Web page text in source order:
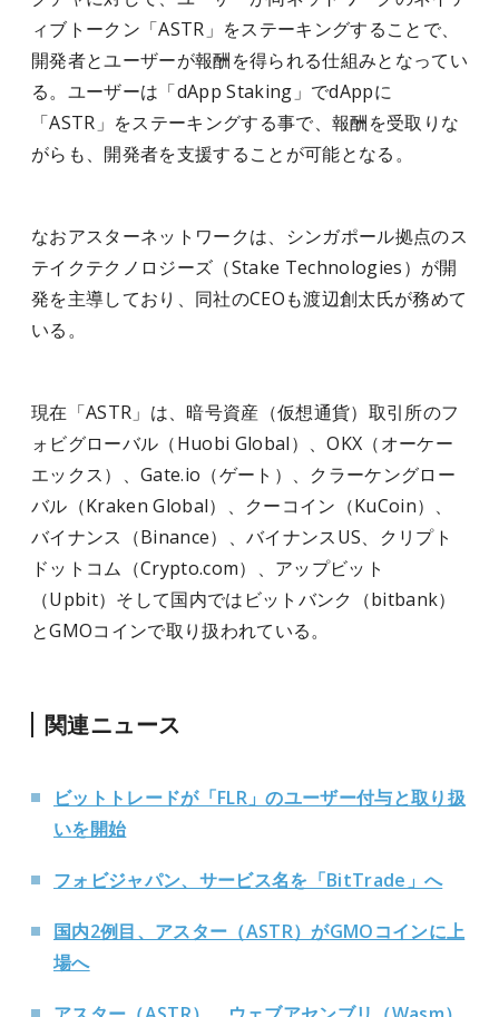
ィブトークン「ASTR」をステーキングすることで、
開発者とユーザーが報酬を得られる仕組みとなってい
る。ユーザーは「dApp Staking」でdAppに
「ASTR」をステーキングする事で、報酬を受取りな
がらも、開発者を支援することが可能となる。
なおアスターネットワークは、シンガポール拠点のス
テイクテクノロジーズ（Stake Technologies）が開
発を主導しており、同社のCEOも渡辺創太氏が務めて
いる。
現在「ASTR」は、暗号資産（仮想通貨）取引所のフ
ォビグローバル（Huobi Global）、OKX（オーケー
エックス）、Gate.io（ゲート）、クラーケングロー
バル（Kraken Global）、クーコイン（KuCoin）、
バイナンス（Binance）、バイナンスUS、クリプト
ドットコム（Crypto.com）、アップビット
（Upbit）そして国内ではビットバンク（bitbank）
とGMOコインで取り扱われている。
関連ニュース
ビットトレードが「FLR」のユーザー付与と取り扱
いを開始
フォビジャパン、サービス名を「BitTrade」へ
国内2例目、アスター（ASTR）がGMOコインに上
場へ